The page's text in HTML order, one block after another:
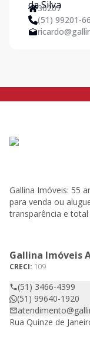
30207
(51) 99201-
Gallina Imóveis: 55
para venda ou
transparência e total
Gallina Imóveis
CRECI: 109
(51) 3466-4399
(51) 99640-1920
Rua Quinze de